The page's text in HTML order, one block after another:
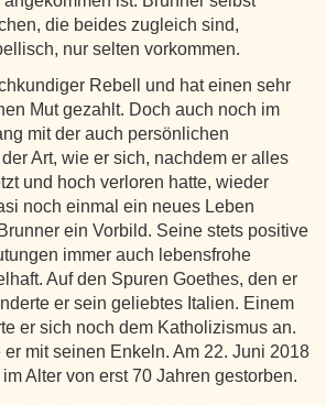
die beides zugleich sind,
nur selten vorkommen.
Rebell und hat einen sehr
Mut gezahlt. Doch auch noch im
mit der auch persönlichen
Art, wie er sich, nachdem er alles
und hoch verloren hatte, wieder
noch einmal ein neues Leben
ein Vorbild. Seine stets positive
immer auch lebensfrohe
Auf den Spuren Goethes, den er
er sein geliebtes Italien. Einem
er sich noch dem Katholizismus an.
mit seinen Enkeln. Am 22. Juni 2018
Alter von erst 70 Jahren gestorben.